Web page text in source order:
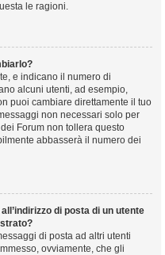
le ragioni.
e indicano il numero di
alcuni utenti, ad esempio,
puoi cambiare direttamente il tuo
non necessari solo per
Forum non tollera questo
abbasserà il numero dei
di posta di un utente
di posta ad altri utenti
ovviamente, che gli